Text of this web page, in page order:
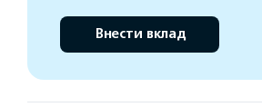
Внести вклад